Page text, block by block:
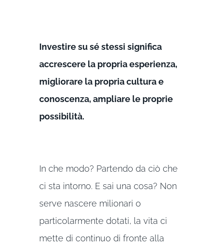
Investire su sé stessi significa
accrescere la propria esperienza,
migliorare la propria cultura e
conoscenza, ampliare le proprie
possibilità.
In che modo? Partendo da ciò che
ci sta intorno. E sai una cosa? Non
serve nascere milionari o
particolarmente dotati, la vita ci
mette di continuo di fronte alla